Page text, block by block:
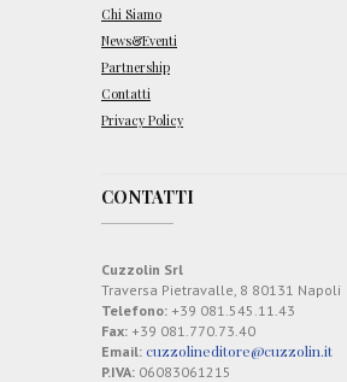
Chi Siamo
News&Eventi
Partnership
Contatti
Privacy Policy
CONTATTI
Cuzzolin Srl
Traversa Pietravalle, 8 80131 Napoli
Telefono: +39 081.545.11.43
Fax: +39 081.770.73.40
Email: cuzzolineditore@cuzzolin.it
P.IVA: 06083061215